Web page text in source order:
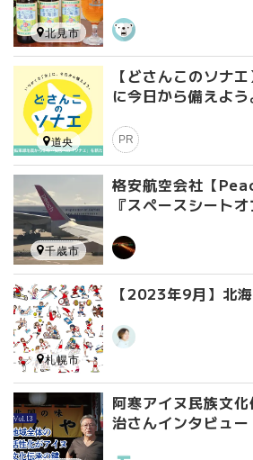
北見市
【どさんこのソナ
に今日から備えよ
PR
道央
格安航空会社【
『スペースシート
千歳市
【2023年9月】北
札幌市
阿寒アイヌ民族文
治さんインタビュー